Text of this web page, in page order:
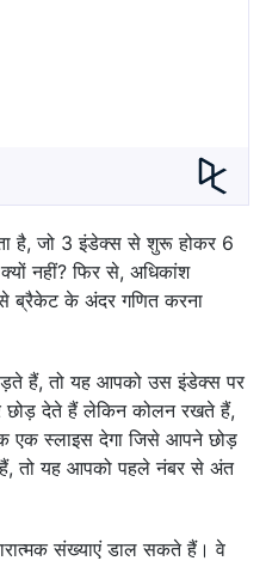
है, जो 3 इंडेक्स से शुरू होकर 6
नहीं? फिर से, अधिकांश
ब्रैकेट के अंदर गणित करना
हैं, तो यह आपको उस इंडेक्स पर
छोड़ देते हैं लेकिन कोलन रखते हैं,
स्लाइस देगा जिसे आपने छोड़
हैं, तो यह आपको पहले नंबर से अंत
संख्याएं डाल सकते हैं। वे